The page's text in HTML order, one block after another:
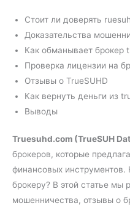
Стоит ли доверять
Доказательства
Как обманывает брокер
Проверка лицензии на
Отзывы о TrueSUHD
Как вернуть деньги из
Выводы
Truesuhd.com (TrueSUH
брокеров, которые
финансовых инструментов.
брокеру? В этой статье мы
мошенничества, отзывы о